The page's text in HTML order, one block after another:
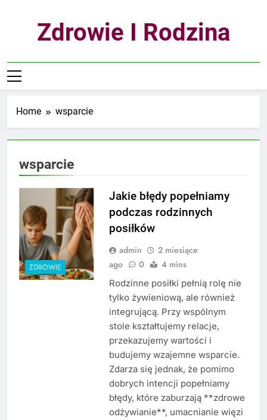
Zdrowie I Rodzina
Home wsparcie
wsparcie
ZDROWIE
Jakie błędy popełniamy
podczas rodzinnych
posiłków
admin
2 miesiące
ago
0 4 mins
Rodzinne posiłki pełnią rolę nie
tylko żywieniową, ale również
integrującą. Przy wspólnym
stole kształtujemy relacje,
przekazujemy wartości i
budujemy wzajemne wsparcie.
Zdarza się jednak, że pomimo
dobrych intencji popełniamy
błędy, które zaburzają **zdrowe
odżywianie**, umacnianie więzi